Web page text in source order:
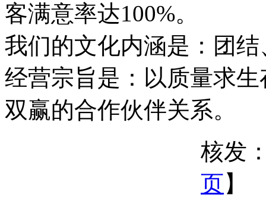
客满意率达100%。
我们的文化内涵是：团
经营宗旨是：以质量求
双赢的合作伙伴关系。
核发
页】